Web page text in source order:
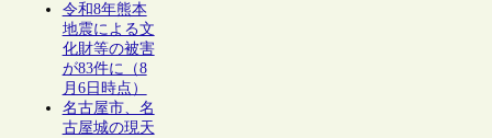
令和8年熊本
地震による文
化財等の被害
が83件に（8
月6日時点）
名古屋市、名
古屋城の現天